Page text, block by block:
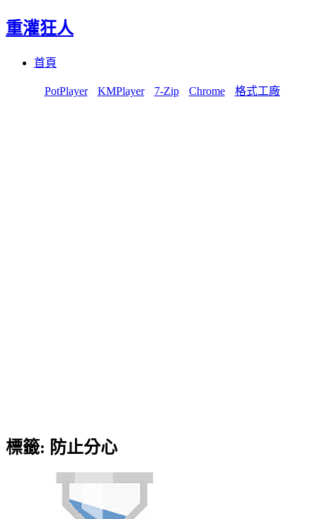
重灌狂人
首頁
PotPlayer KMPlayer 7-Zip Chrome 格式工廠
標籤: 防止分心